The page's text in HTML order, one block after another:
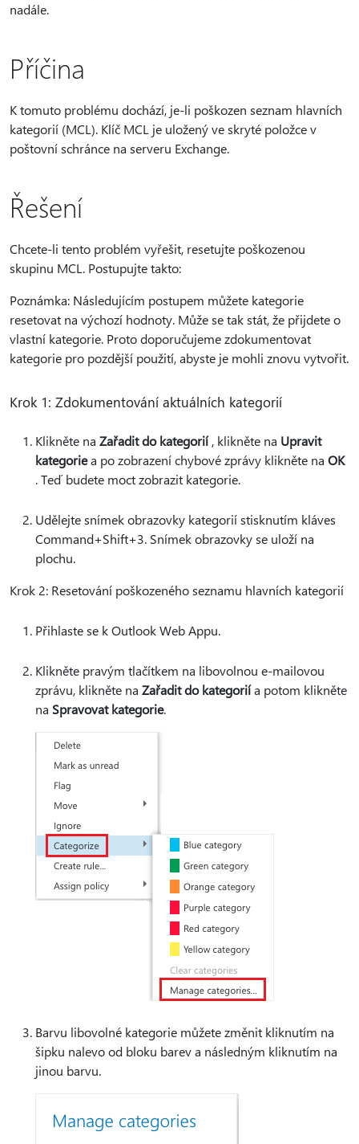
nadále.
Příčina
K tomuto problému dochází, je-li poškozen seznam hlavních
kategorií (MCL). Klíč MCL je uložený ve skryté položce v
poštovní schránce na serveru Exchange.
Řešení
Chcete-li tento problém vyřešit, resetujte poškozenou
skupinu MCL. Postupujte takto:
Poznámka: Následujícím postupem můžete kategorie
resetovat na výchozí hodnoty. Může se tak stát, že přijdete o
vlastní kategorie. Proto doporučujeme zdokumentovat
kategorie pro pozdější použití, abyste je mohli znovu vytvořit.
Krok 1: Zdokumentování aktuálních kategorií
Klikněte na Zařadit do kategorií, klikněte na Upravit
kategoriea po zobrazení chybové zprávy klikněte na OK
. Teď budete moct zobrazit kategorie.
Udělejte snímek obrazovky kategorií stisknutím kláves
Command+Shift+3. Snímek obrazovky se uloží na
plochu.
Krok 2: Resetování poškozeného seznamu hlavních kategorií
Přihlaste se k Outlook Web Appu.
Klikněte pravým tlačítkem na libovolnou e-mailovou
zprávu, klikněte na Zařadit do kategoriía potom klikněte
na Spravovat kategorie.
Barvu libovolné kategorie můžete změnit kliknutím na
šipku nalevo od bloku barev a následným kliknutím na
jinou barvu.